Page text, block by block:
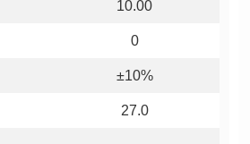
10.00
0
±10%
27.0